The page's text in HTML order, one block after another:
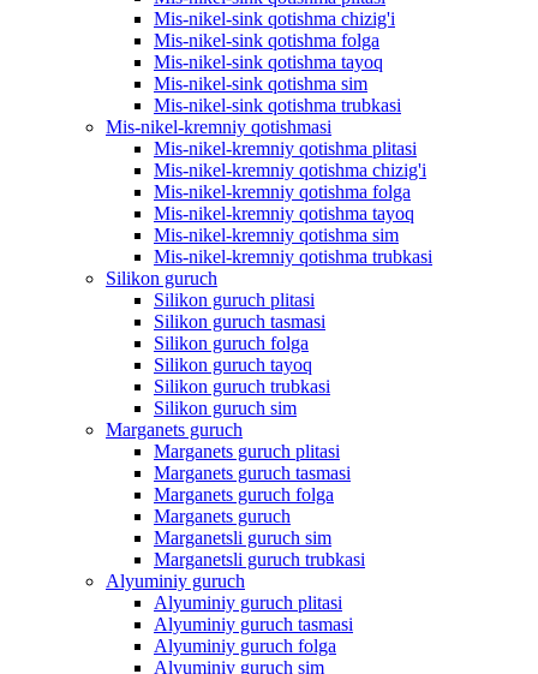
Mis-nikel-sink qotishma chizig'i
Mis-nikel-sink qotishma folga
Mis-nikel-sink qotishma tayoq
Mis-nikel-sink qotishma sim
Mis-nikel-sink qotishma trubkasi
Mis-nikel-kremniy qotishmasi
Mis-nikel-kremniy qotishma plitasi
Mis-nikel-kremniy qotishma chizig'i
Mis-nikel-kremniy qotishma folga
Mis-nikel-kremniy qotishma tayoq
Mis-nikel-kremniy qotishma sim
Mis-nikel-kremniy qotishma trubkasi
Silikon guruch
Silikon guruch plitasi
Silikon guruch tasmasi
Silikon guruch folga
Silikon guruch tayoq
Silikon guruch trubkasi
Silikon guruch sim
Marganets guruch
Marganets guruch plitasi
Marganets guruch tasmasi
Marganets guruch folga
Marganets guruch
Marganetsli guruch sim
Marganetsli guruch trubkasi
Alyuminiy guruch
Alyuminiy guruch plitasi
Alyuminiy guruch tasmasi
Alyuminiy guruch folga
Alyuminiy guruch sim